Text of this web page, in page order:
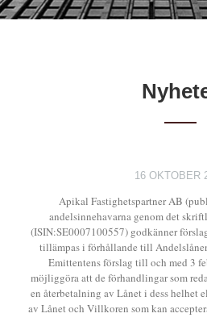
FINANSIELL
16 OKTOBER
Apikal Fastighetspartner AB
andelsinnehavarna genom det
(ISIN:SE0007100557) godkänner
tillämpas i förhållande till
Emittentens förslag till och med 3
möjliggöra att de förhandlingar som
en återbetalning av Lånet i dess helhet
av Lånet och Villkoren som kan